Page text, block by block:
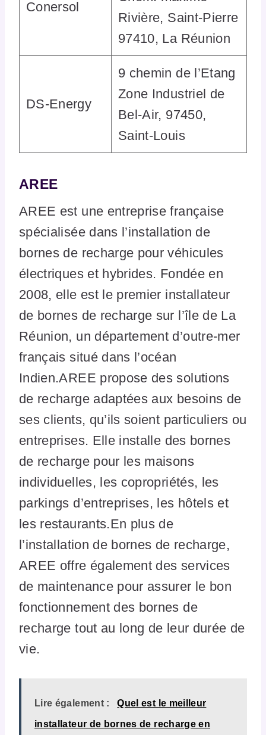
Conersol
Rivière, Saint-Pierre
97410, La Réunion
DS-Energy
9 chemin de l’Etang
Zone Industriel de
Bel-Air, 97450,
Saint-Louis
AREE
AREE est une entreprise française
spécialisée dans l’installation de
bornes de recharge pour véhicules
électriques et hybrides. Fondée en
2008, elle est le premier installateur
de bornes de recharge sur l’île de La
Réunion, un département d’outre-mer
français situé dans l’océan
Indien.AREE propose des solutions
de recharge adaptées aux besoins de
ses clients, qu’ils soient particuliers ou
entreprises. Elle installe des bornes
de recharge pour les maisons
individuelles, les copropriétés, les
parkings d’entreprises, les hôtels et
les restaurants.En plus de
l’installation de bornes de recharge,
AREE offre également des services
de maintenance pour assurer le bon
fonctionnement des bornes de
recharge tout au long de leur durée de
vie.
Lire également : Quel est le meilleur
installateur de bornes de recharge en